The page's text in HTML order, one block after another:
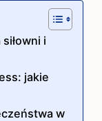
i
jakie
w